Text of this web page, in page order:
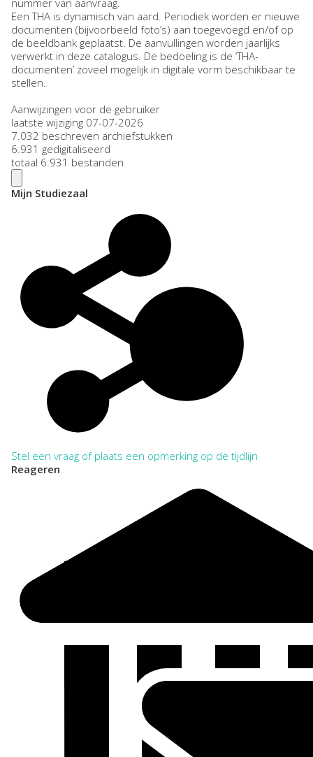
Een THA is dynamisch van aard. Periodiek worden er nieuwe
documenten (bijvoorbeeld foto’s) aan toegevoegd en/of op
de beeldbank geplaatst. De aanvullingen worden jaarlijks
verwerkt in deze catalogus. De bedoeling is de ‘THA-
documenten’ zoveel mogelijk in digitale vorm beschikbaar te
stellen.
Aanwijzingen voor de gebruiker
laatste wijziging 07-07-2026
7.032 beschreven archiefstukken
6.931 gedigitaliseerd
totaal 6.931 bestanden
Mijn Studiezaal
Stel een vraag of plaats een opmerking op de tijdlijn
Reageren